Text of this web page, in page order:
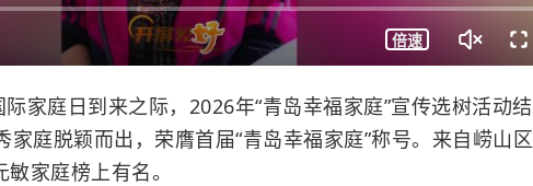
倍速
家庭日到来之际，2026年“青岛幸福家庭”宣传选树活动结
家庭脱颖而出，荣膺首届“青岛幸福家庭”称号。来自崂山区
家庭榜上有名。